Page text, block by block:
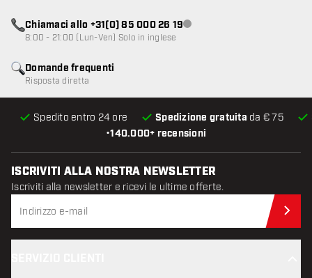
•140.000+ recensioni
Spedito entro 24 ore Spedizione gratuita da € 75
Domande frequenti
Risposta diretta
Chiamaci allo +31(0) 85 000 26 19Servizio clienti non disponibile
8:00 - 21:00 (Lun-Ven) Solo in inglese
ISCRIVITI ALLA NOSTRA NEWSLETTER
Iscriviti alla newsletter e ricevi le ultime offerte.